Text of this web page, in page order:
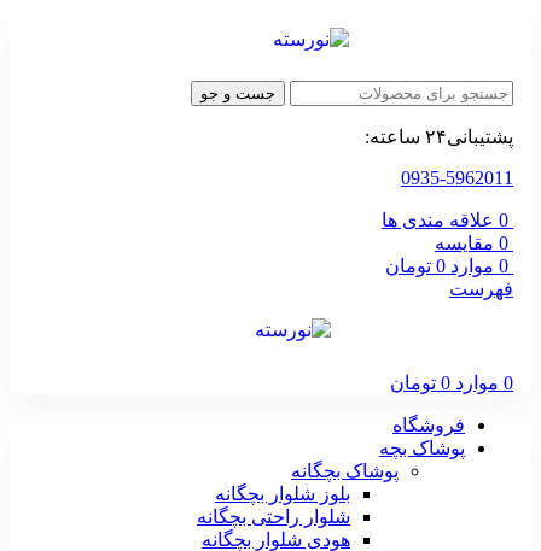
جست و جو
پشتیبانی۲۴ ساعته:
0935-5962011
0 علاقه مندی ها
0 مقایسه
0 موارد 0 تومان
فهرست
0 موارد 0 تومان
فروشگاه
پوشاک بچه
پوشاک بچگانه
بلوز شلوار بچگانه
شلوار راحتی بچگانه
هودی شلوار بچگانه